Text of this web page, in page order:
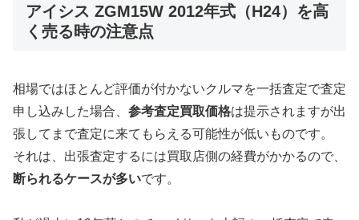
アイシス ZGM15W 2012年式（H24）を高
く売る時の注意点
相場ではほとんど評価が付かないクルマを一括査定で査定
申し込みした場合、 参考査定買取価格は提示されますが出
張してまで査定に来てもらえる可能性が低いものです。
それは、出張査定するには買取店側の経費がかかるので、
断られるケースが多いです。